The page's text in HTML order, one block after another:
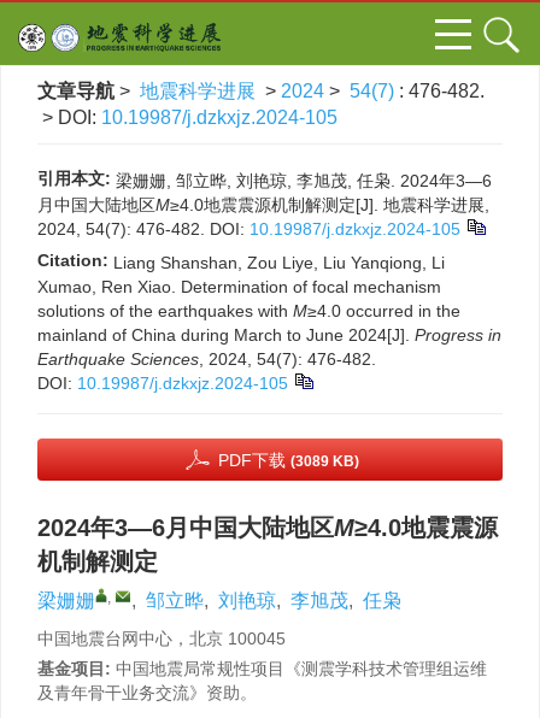
文章导航 > 地震科学进展 > 2024 > 54(7) : 476-482.
> DOI: 10.19987/j.dzkxjz.2024-105
引用本文: 梁姗姗, 邹立晔, 刘艳琼, 李旭茂, 任枭. 2024年3—6
月中国大陆地区M≥4.0地震震源机制解测定[J]. 地震科学进展,
2024, 54(7): 476-482. DOI: 10.19987/j.dzkxjz.2024-105
Citation: Liang Shanshan, Zou Liye, Liu Yanqiong, Li
Xumao, Ren Xiao. Determination of focal mechanism
solutions of the earthquakes with M≥4.0 occurred in the
mainland of China during March to June 2024[J]. Progress in
Earthquake Sciences , 2024, 54(7): 476-482.
DOI: 10.19987/j.dzkxjz.2024-105
PDF下载 (3089 KB)
2024年3—6月中国大陆地区M≥4.0地震震源
机制解测定
梁姗姗 , , 邹立晔, 刘艳琼, 李旭茂, 任枭
中国地震台网中心，北京 100045
基金项目: 中国地震局常规性项目《测震学科技术管理组运维
及青年骨干业务交流》资助。